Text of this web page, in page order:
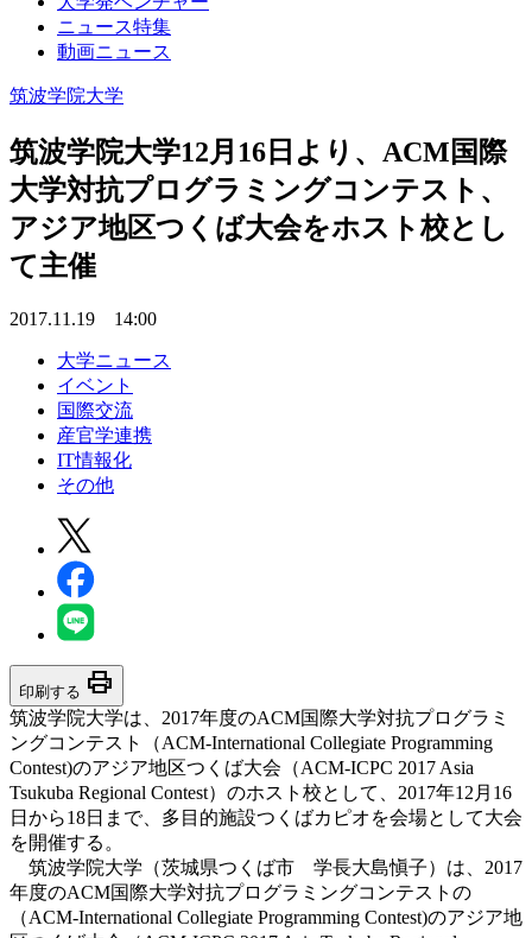
ニュース特集
動画ニュース
筑波学院大学
筑波学院大学12月16日より、ACM国際
大学対抗プログラミングコンテスト、
アジア地区つくば大会をホスト校とし
て主催
2017.11.19 14:00
大学ニュース
イベント
国際交流
産官学連携
IT情報化
その他
印刷する print
筑波学院大学は、2017年度のACM国際大学対抗プログラミ
ングコンテスト（ACM-International Collegiate Programming
Contest)のアジア地区つくば大会（ACM-ICPC 2017 Asia
Tsukuba Regional Contest）のホスト校として、2017年12月16
日から18日まで、多目的施設つくばカピオを会場として大会
を開催する。
筑波学院大学（茨城県つくば市 学長大島愼子）は、2017
年度のACM国際大学対抗プログラミングコンテストの
（ACM-International Collegiate Programming Contest)のアジア地